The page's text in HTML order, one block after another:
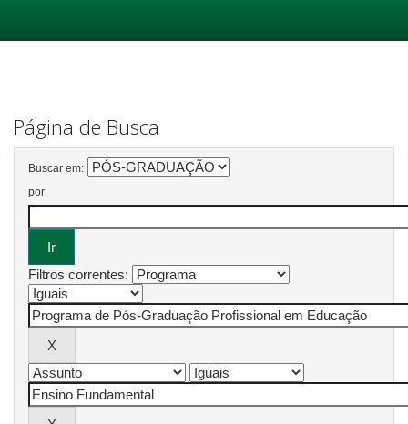
Página de Busca
Buscar em:
por
Filtros correntes: